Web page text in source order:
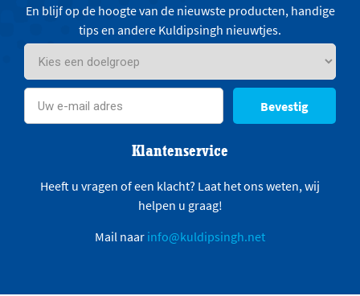
En blijf op de hoogte van de nieuwste producten, handige
tips en andere Kuldipsingh nieuwtjes.
Bevestig
Klantenservice
Heeft u vragen of een klacht? Laat het ons weten, wij
helpen u graag!
Mail naar info@kuldipsingh.net